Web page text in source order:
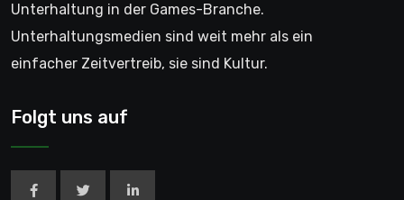
Unterhaltung in der Games-Branche.
Unterhaltungsmedien sind weit mehr als ein
einfacher Zeitvertreib, sie sind Kultur.
Folgt uns auf